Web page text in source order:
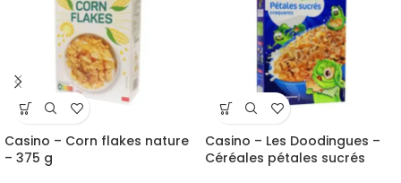
Casino – Corn flakes nature
– 375 g
Casino – Les Doodingues –
Céréales pétales sucrés